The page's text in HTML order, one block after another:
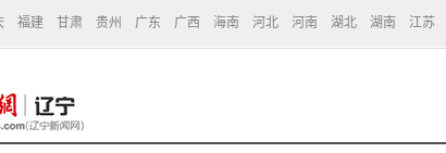
福建 甘肃 贵州 广东 广西 海南 河北 河南 湖北 湖南 江苏